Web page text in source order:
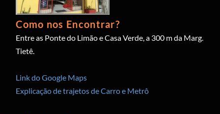
Como nos Encontrar?
Entre as Ponte do Limão e Casa Verde, a 300 m da Marg.
Tietê.
Link do Google Maps
Explicação de trajetos de Carro e Metrô